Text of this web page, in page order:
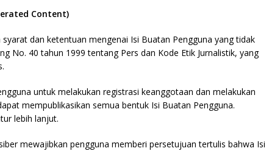
Content)
dan ketentuan mengenai Isi Buatan Pengguna yang tidak
No. 40 tahun 1999 tentang Pers dan Kode Etik Jurnalistik, yang
untuk melakukan registrasi keanggotaan dan melakukan
mempublikasikan semua bentuk Isi Buatan Pengguna.
lebih lanjut.
mewajibkan pengguna memberi persetujuan tertulis bahwa Isi